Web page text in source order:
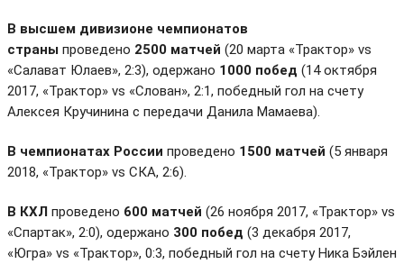
В высшем дивизионе чемпионатов
страны проведено 2500 матчей (20 марта «Трактор» vs
«Салават Юлаев», 2:3), одержано 1000 побед (14 октября
2017, «Трактор» vs «Слован», 2:1, победный гол на счету
Алексея Кручинина с передачи Данила Мамаева).
В чемпионатах России проведено 1500 матчей (5 января
2018, «Трактор» vs СКА, 2:6).
В КХЛ проведено 600 матчей (26 ноября 2017, «Трактор» vs
«Спартак», 2:0), одержано 300 побед (3 декабря 2017,
«Югра» vs «Трактор», 0:3, победный гол на счету Ника Бэйлен